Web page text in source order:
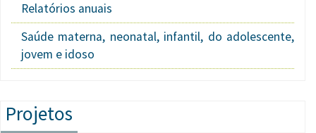
Relatórios anuais
Saúde materna, neonatal, infantil, do adolescente,
jovem e idoso
Projetos